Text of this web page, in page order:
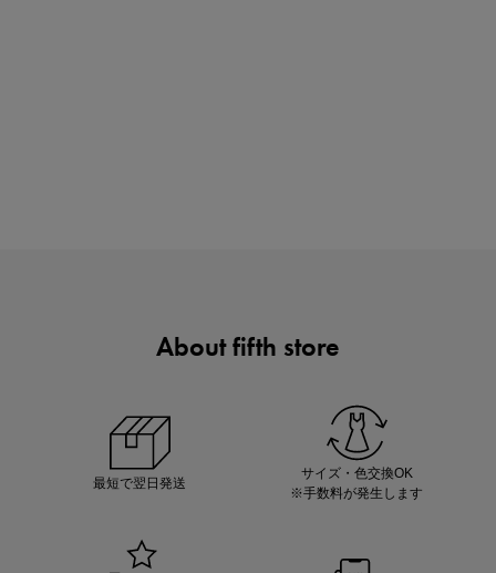
About fifth store
最短で翌日発送
サイズ・色交換OK
※手数料が発生します